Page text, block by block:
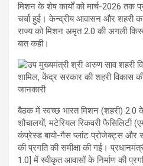
मिशन के शेष कार्यों को मार्च-2026 तक
चर्चा हुई। केन्द्रीय आवासन और शहरी
राज्य को मिशन अमृत 2.0 की अगली
बात कही।
बैठक में स्वच्छ भारत मिशन (शहरी) 2.0
शौचालयों, मटेरियल रिकवरी फैसिलिटी
कंप्रेस्ड बायो-गैस प्लांट प्रोजेक्ट्स और
की प्रगति की समीक्षा की गई।
1.0] में स्वीकृत आवासों के निर्माण की